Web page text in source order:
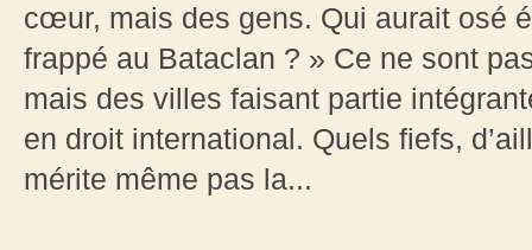
cœur, mais des gens. Qui aurait osé
frappé au Bataclan ? » Ce ne sont
mais des villes faisant partie
en droit international. Quels fiefs,
mérite même pas la...